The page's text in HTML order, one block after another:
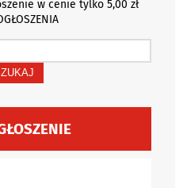
w cenie tylko 5,00 zł